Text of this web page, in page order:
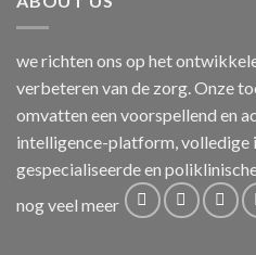
we richten ons op het
verbeteren van de zorg. Onze
omvatten een voorspellend en
intelligence-platform, volledige
gespecialiseerde en
nog veel meer